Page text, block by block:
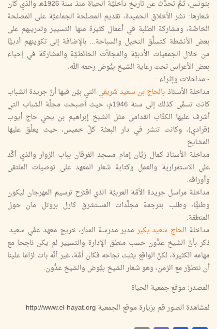
بتونس، ثـمَّ تحدَّث عن تاريخ داخليَّة الحياة منذ سنة 1926هـ والذي كان
شعارها: نشر الأخلاق الحميدة، تقديم المصلحة الجماعيَّة على المصلحة
الخاصَّة، ومشاركة الطلبة في أعمال كثيرة منها التسييـر وتدريبهم على
بعض الأنشطة كتسلُّق النخيل والسباحة... بالإضافة إلى تكوينهم أدبـيًّا
من خلال الجمعيات الأدبيَّة والمجلاَّت الحائطـيَّة والمشاركة في إحياء
بعض الأعراس تحت رعاية الشيخ بيُّوض رحمه الله.
- مداخلات وإثـراء :
مداخلة الأستاذ بالحاج بن سعيد شريفي التي بيَّن فيها أنَّ جريدة الشباب
كانت تسمَّى كذلك إلى سنة 1946م، حيث أصبحت مجلَّة الشباب التي
أشرف عليها الكتَّاب القدامى مثل الشيخ إبراهيم بن يحي حاج أيوب
(قرادي)، وكانت تنشر في دار البعثة كلَّ خميس، حيث يعلِّق عليها
المشايخ.
مداخلة الأستاذ كمال زيَّان إمام مسجد الفرقان بباب الزوار والذي أكَّد
على الاستمرارية والعمل وكتابة شعار المعهد على توصيات الملتقى
وأوراقه.
مداخلة مراسل جريدة الأمَّة العربيَّة الذي اقترح ترسيم المهرجان ليكون
وطنيًّا، وطلب بترجمة مجلَّدات المستشرق كارل بروتل مان حول
المنطقة.
مداخلة الحاج سعيد بكيرمدير مدرسة المنار، خريج معهد عمِّي سعيد.
ذكر بأنَّ الشيخ عدُّون حسب منطق الإدارة والتسيير لم يكن ناجحا مع
مهامه الكثيرة، لكنَّ الواقع يثبت نجاحه فكان أمَّة، غير أنَّه بات لزاما علينا
أن نتطوَّر مع الزمن، وهو شعار الشيخ بيُّوض والشيخ عدُّون.
المصدر: موقع جمعية الحياة
لمشاهدة الصور قم بزيارة موقع الجمعية http://www.el-hayat.org